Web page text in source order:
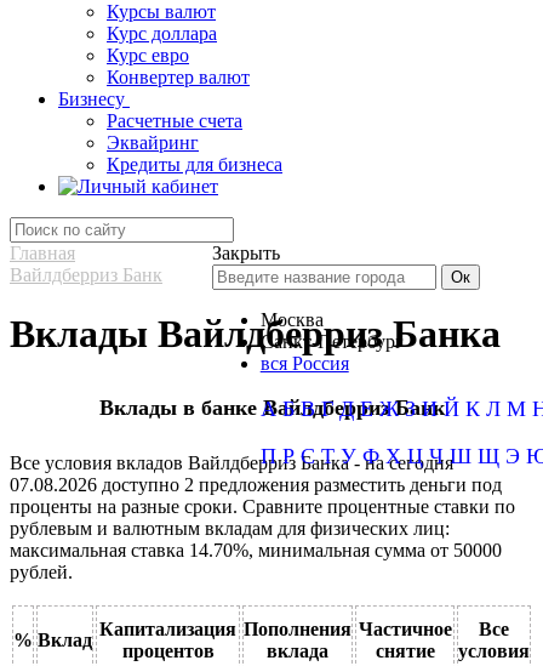
Курсы валют
Курс доллара
Курс евро
Конвертер валют
Бизнесу
Расчетные счета
Эквайринг
Кредиты для бизнеса
Закрыть
Москва
Санкт-Петербург
вся Россия
А Б В Г Д Е Ж З И Й К Л М
П Р С Т У Ф Х Ц Ч Ш Щ Э
Главная
Вайлдберриз Банк
Вклады Вайлдберриз Банка
Вклады в банке Вайлдберриз Банк
Все условия вкладов Вайлдберриз Банка - на сегодня
07.08.2026 доступно 2 предложения разместить деньги под
проценты на разные сроки. Сравните процентные ставки по
рублевым и валютным вкладам для физических лиц:
максимальная ставка 14.70%, минимальная сумма от 50000
рублей.
% Вклад
Капитализация
процентов
Пополнения
вклада
Частичное
снятие
Все
условия